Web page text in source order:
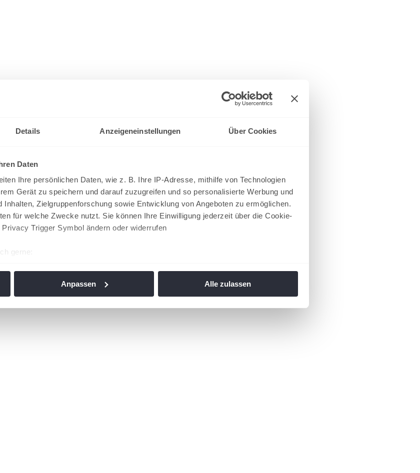
Details Anzeigeneinstellungen Über Cookies
Daten
Ihre persönlichen Daten, wie z. B. Ihre IP-Adresse, mithilfe von Technologien
Gerät zu speichern und darauf zuzugreifen und so personalisierte Werbung und
Inhalten, Zielgruppenforschung sowie Entwicklung von Angeboten zu ermöglichen.
für welche Zwecke nutzt. Sie können Ihre Einwilligung jederzeit über die Cookie-
Trigger Symbol ändern oder widerrufen
gerne:
Anpassen Alle zulassen